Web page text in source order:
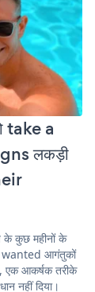
take a
लकड़ी
के कुछ महीनों के
wanted आगंतुकों
एक आकर्षक तरीके
नहीं दिया।